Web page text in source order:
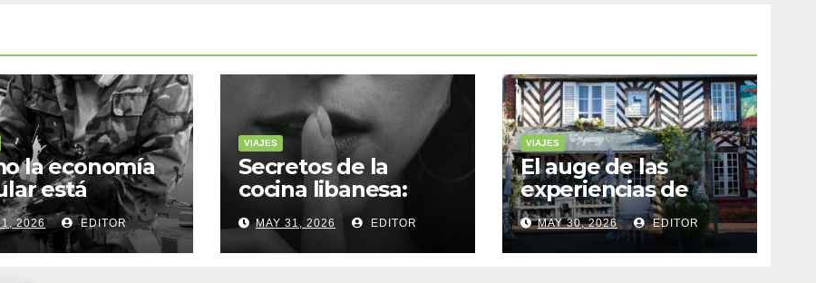
la economía
está
la
sostenible
2026 EDITOR
VIAJES
Secretos de la
cocina libanesa:
sabores que
cuentan historias
MAY 31, 2026 EDITOR
VIAJES
El auge de las
experiencias de
realidad aumentada
en el turismo
MAY 30, 2026 EDITOR